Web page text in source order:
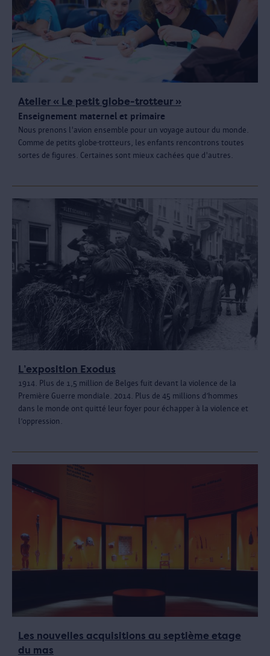
Atelier « Le petit globe-trotteur »
Enseignement maternel et primaire
Nous prenons l'avion ensemble pour un voyage autour du monde.
Comme de petits globe-trotteurs, les enfants rencontrons toutes
sortes de figures. Certaines sont mieux cachées que d'autres.
L’exposition Exodus
1914. Plus de 1,5 million de Belges fuit devant la violence de la
Première Guerre mondiale. 2014. Plus de 45 millions d’hommes
dans le monde ont quitté leur foyer pour échapper à la violence et
l’oppression.
Les nouvelles acquisitions au septième etage
du mas